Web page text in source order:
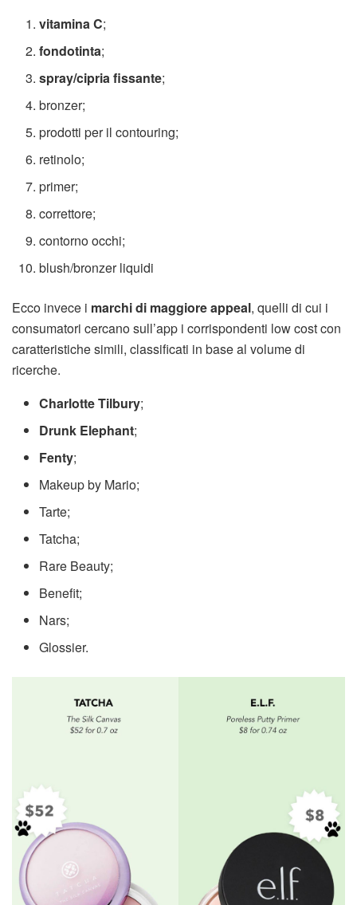
vitamina C;
fondotinta;
spray/cipria fissante;
bronzer;
prodotti per il contouring;
retinolo;
primer;
correttore;
contorno occhi;
blush/bronzer liquidi
Ecco invece i marchi di maggiore appeal, quelli di cui i
consumatori cercano sull’app i corrispondenti low cost con
caratteristiche simili, classificati in base al volume di
ricerche.
Charlotte Tilbury;
Drunk Elephant;
Fenty;
Makeup by Mario;
Tarte;
Tatcha;
Rare Beauty;
Benefit;
Nars;
Glossier.